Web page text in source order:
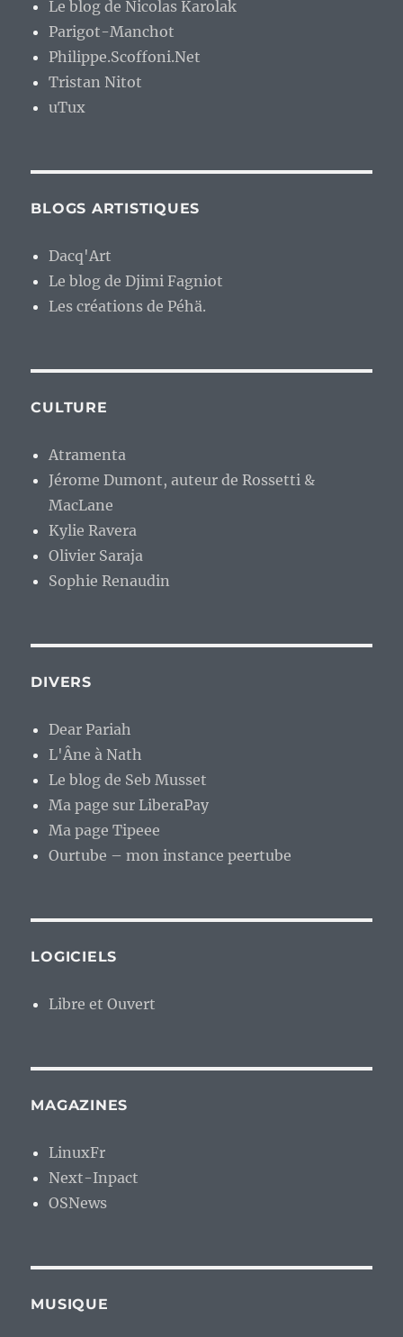
Le blog de Nicolas Karolak
Parigot-Manchot
Philippe.Scoffoni.Net
Tristan Nitot
uTux
BLOGS ARTISTIQUES
Dacq'Art
Le blog de Djimi Fagniot
Les créations de Péhä.
CULTURE
Atramenta
Jérome Dumont, auteur de Rossetti &
MacLane
Kylie Ravera
Olivier Saraja
Sophie Renaudin
DIVERS
Dear Pariah
L'Âne à Nath
Le blog de Seb Musset
Ma page sur LiberaPay
Ma page Tipeee
Ourtube – mon instance peertube
LOGICIELS
Libre et Ouvert
MAGAZINES
LinuxFr
Next-Inpact
OSNews
MUSIQUE